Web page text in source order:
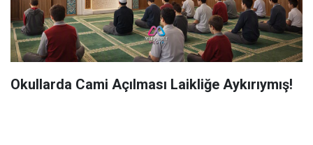
Okullarda Cami Açılması Laikliğe Aykırıymış!